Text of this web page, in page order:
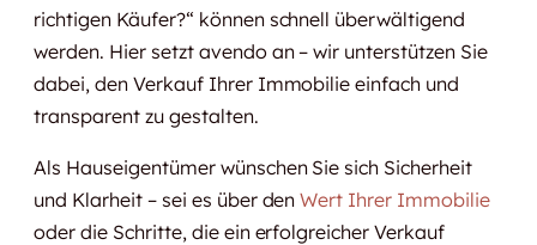
richtigen Käufer?“ können schnell überwältigend
werden. Hier setzt avendo an – wir unterstützen Sie
dabei, den Verkauf Ihrer Immobilie einfach und
transparent zu gestalten.
Als Hauseigentümer wünschen Sie sich Sicherheit
und Klarheit – sei es über denWert Ihrer Immobilie
oder die Schritte, die ein erfolgreicher Verkauf